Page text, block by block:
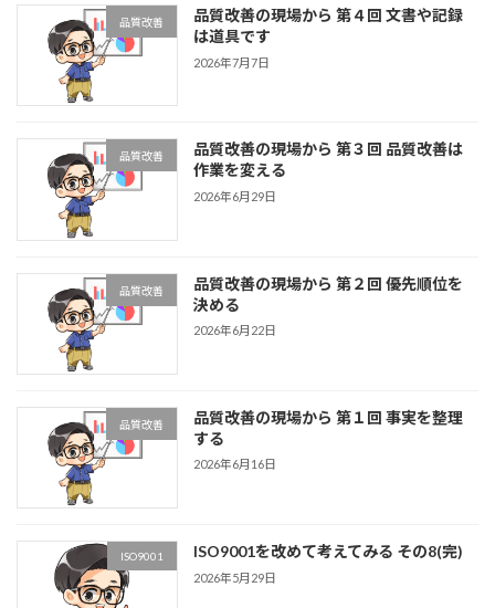
品質改善
品質改善の現場から 第４回 文書や記録
は道具です
2026年7月7日
品質改善
品質改善の現場から 第３回 品質改善は
作業を変える
2026年6月29日
品質改善
品質改善の現場から 第２回 優先順位を
決める
2026年6月22日
品質改善
品質改善の現場から 第１回 事実を整理
する
2026年6月16日
ISO9001 ISO9001を改めて考えてみる その8(完)
2026年5月29日